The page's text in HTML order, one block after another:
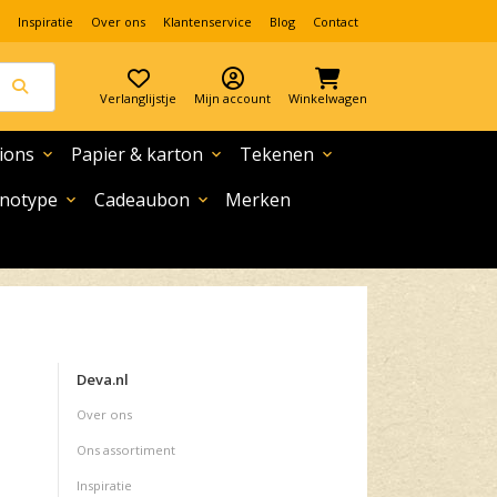
Inspiratie Over ons Klantenservice Blog Contact
Verlanglijstje Mijn account Winkelwagen
expand_more Papier & karton expand_more Tekenen expand_more
expand_more Cadeaubon expand_more
Merken
Deva.nl
Over ons
Ons assortiment
Inspiratie